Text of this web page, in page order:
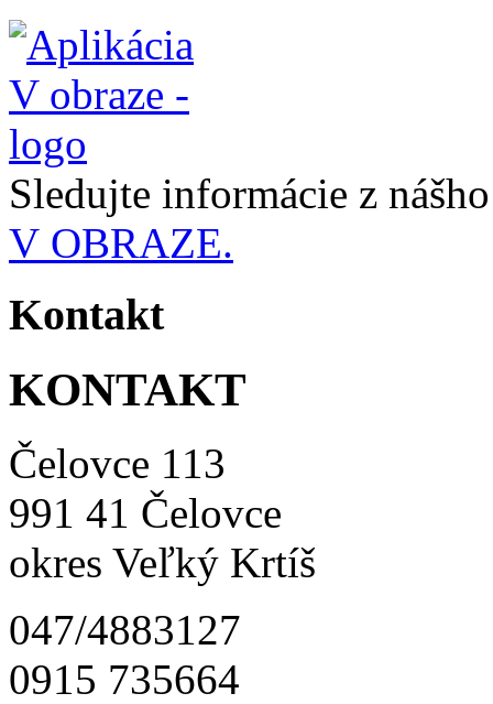
Sledujte informácie z
V OBRAZE.
Kontakt
KONTAKT
Čelovce 113
991 41 Čelovce
okres Veľký Krtíš
047/4883127
0915 735664